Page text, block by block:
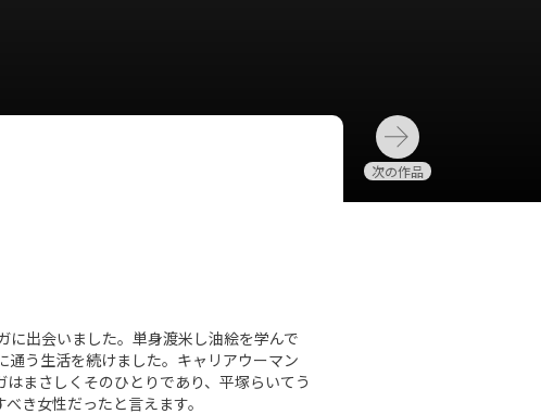
出会いました。単身渡米し油絵を学んで
通う生活を続けました。キャリアウーマン
まさしくそのひとりであり、平塚らいてう
き女性だったと言えます。